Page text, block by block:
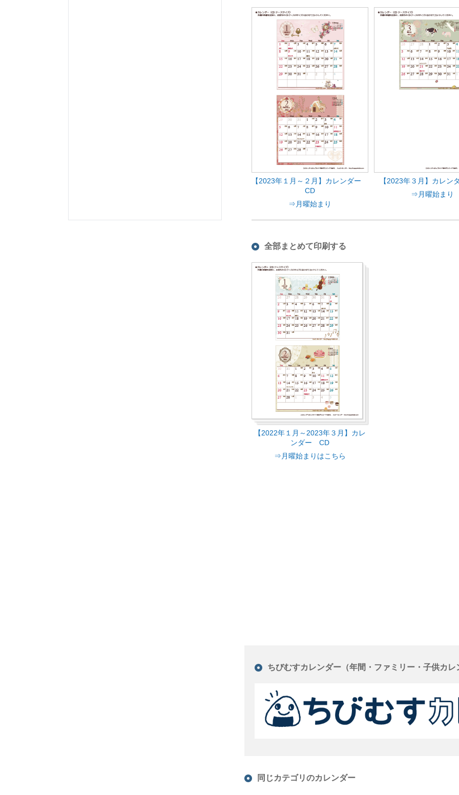
【2023年１月～２月】カレンダー
CD
⇒月曜始まり
【2023年３月】カレ
⇒月曜始まり
全部まとめて印刷する
【2022年１月～2023年３月】カレ
ンダー CD
⇒月曜始まりはこちら
ちびむすカレンダー（年間・ファミリー・子供カレ
同じカテゴリのカレンダー